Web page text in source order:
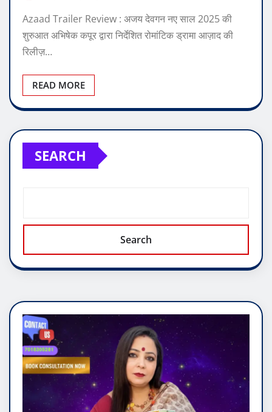
Azaad Trailer Review : अजय देवगन नए साल 2025 की
शुरुआत अभिषेक कपूर द्वारा निर्देशित रोमांटिक ड्रामा आज़ाद की
रिलीज़…
READ MORE
SEARCH
Search